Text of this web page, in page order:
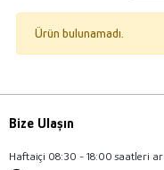
Ürün bulunamadı.
Bize Ulaşın
Haftaiçi 08:30 - 18:00 saatleri